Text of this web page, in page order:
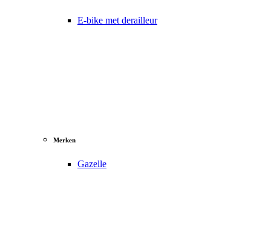
E-bike met derailleur
Merken
Gazelle